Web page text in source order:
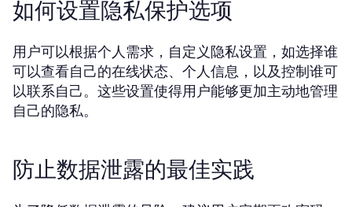
如何设置隐私保护选项
用户可以根据个人需求，自定义隐私设置，如选择谁
可以查看自己的在线状态、个人信息，以及控制谁可
以联系自己。这些设置使得用户能够更加主动地管理
自己的隐私。
防止数据泄露的最佳实践